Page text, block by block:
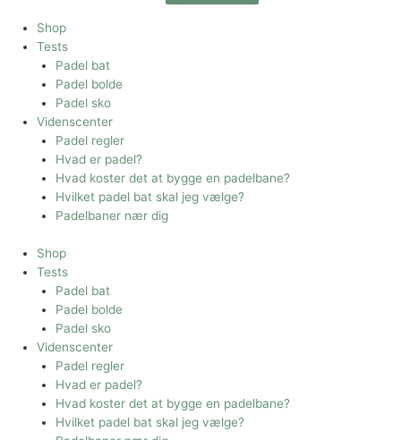
Shop
Tests
Padel bat
Padel bolde
Padel sko
Videnscenter
Padel regler
Hvad er padel?
Hvad koster det at bygge en padelbane?
Hvilket padel bat skal jeg vælge?
Padelbaner nær dig
Shop
Tests
Padel bat
Padel bolde
Padel sko
Videnscenter
Padel regler
Hvad er padel?
Hvad koster det at bygge en padelbane?
Hvilket padel bat skal jeg vælge?